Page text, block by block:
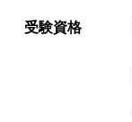
受験資格